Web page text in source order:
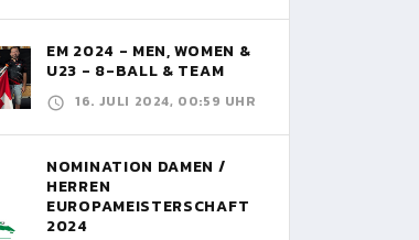
EM 2024 - MEN, WOMEN &
U23 - 8-BALL & TEAM
16. JULI 2024, 00:59 UHR
NOMINATION DAMEN /
HERREN
EUROPAMEISTERSCHAFT
2024